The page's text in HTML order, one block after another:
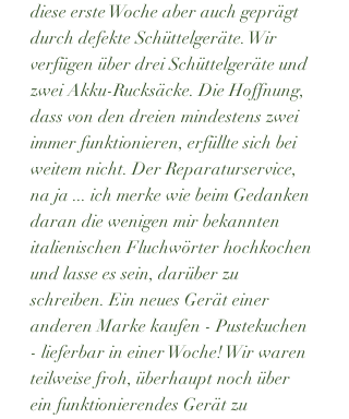
diese erste Woche aber auch geprägt
durch defekte Schüttelgeräte. Wir
verfügen über drei Schüttelgeräte und
zwei Akku-Rucksäcke. Die Hoffnung,
dass von den dreien mindestens zwei
immer funktionieren, erfüllte sich bei
weitem nicht. Der Reparaturservice,
na ja ... ich merke wie beim Gedanken
daran die wenigen mir bekannten
italienischen Fluchwörter hochkochen
und lasse es sein, darüber zu
schreiben. Ein neues Gerät einer
anderen Marke kaufen - Pustekuchen
- lieferbar in einer Woche! Wir waren
teilweise froh, überhaupt noch über
ein funktionierendes Gerät zu